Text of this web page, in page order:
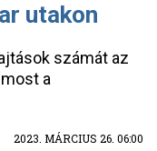
utakon
számát az
a
2023. MÁRCIUS 26. 06:00